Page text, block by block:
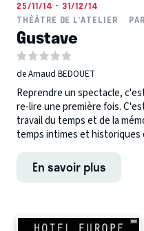
25/11/14 - 31/12/14
THÉÂTRE DE L'ATELIER
Gustave
de Arnaud BEDOUET
Reprendre un spectacle,
re-lire une première fois.
travail du temps et de la
temps intimes et historiques
En savoir plus